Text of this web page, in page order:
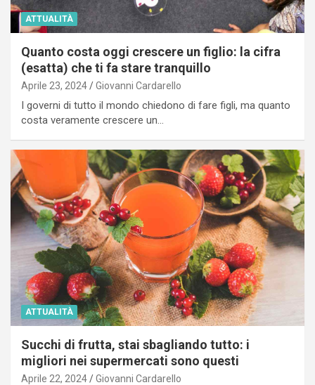
ATTUALITÀ
Quanto costa oggi crescere un figlio: la cifra
(esatta) che ti fa stare tranquillo
Aprile 23, 2024 Giovanni Cardarello
I governi di tutto il mondo chiedono di fare figli, ma quanto
costa veramente crescere un…
ATTUALITÀ
Succhi di frutta, stai sbagliando tutto: i
migliori nei supermercati sono questi
Aprile 22, 2024 Giovanni Cardarello